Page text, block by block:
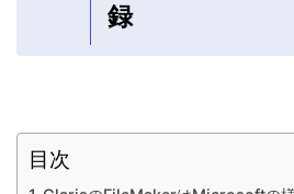
録
目次